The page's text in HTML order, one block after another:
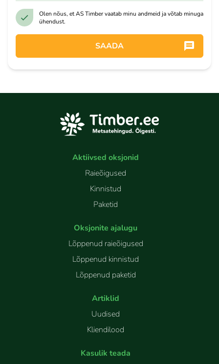
Olen nõus, et AS Timber vaatab minu andmeid ja võtab minuga
ühendust.
SAADA
Aktiivsed oksjonid
Raieõigused
Kinnistud
Paketid
Oksjonite ajalugu
Lõppenud raieõigused
Lõppenud kinnistud
Lõppenud paketid
Artiklid
Uudised
Kliendilood
Kasulik teada